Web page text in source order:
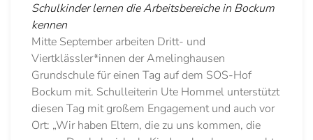
Schulkinder lernen die Arbeitsbereiche in Bockum
kennen
Mitte September arbeiten Dritt- und
Viertklässler*innen der Amelinghausen
Grundschule für einen Tag auf dem SOS-Hof
Bockum mit. Schulleiterin Ute Hommel unterstützt
diesen Tag mit großem Engagement und auch vor
Ort: „Wir haben Eltern, die zu uns kommen, die